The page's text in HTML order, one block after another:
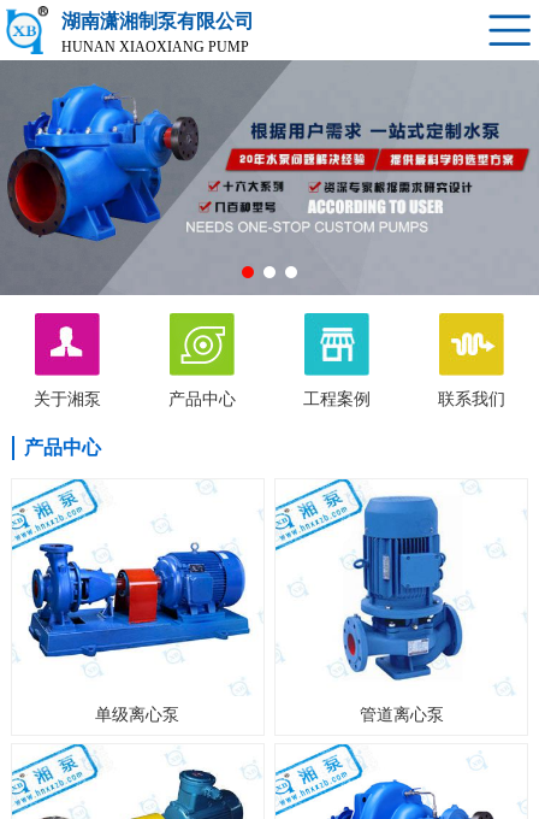
湖南潇湘制泵有限公司
HUNAN XIAOXIANG PUMP
关于湘泵 产品中心 工程案例 联系我们
产品中心
单级离心泵 管道离心泵